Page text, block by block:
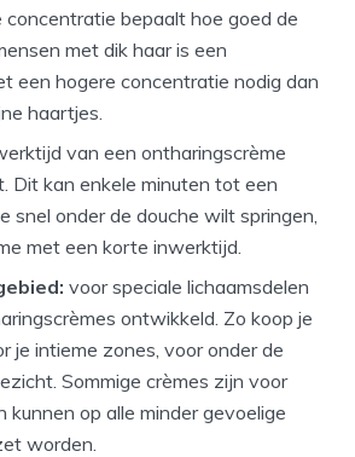
concentratie bepaalt hoe goed de
met dik haar is een
een hogere concentratie nodig dan
haartjes.
van een ontharingscrème
Dit kan enkele minuten tot een
snel onder de douche wilt springen,
met een korte inwerktijd.
voor speciale lichaamsdelen
ontwikkeld. Zo koop je
je intieme zones, voor onder de
Sommige crèmes zijn voor
kunnen op alle minder gevoelige
worden.